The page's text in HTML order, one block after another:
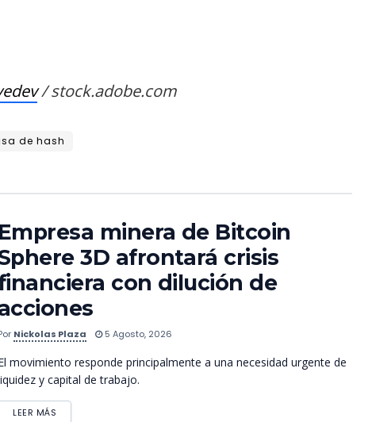
/ stock.adobe.com
de hash
Empresa minera de Bitcoin
3D afrontará crisis
con dilución de
Nickolas Plaza 5 Agosto, 2026
movimiento responde principalmente a una necesidad urgente de
y capital de trabajo.
LEER MÁS